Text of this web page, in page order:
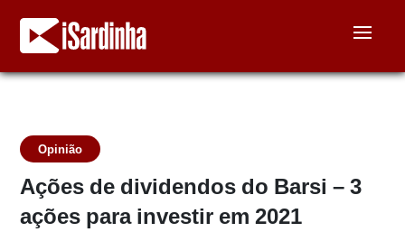
Opinião
Ações de dividendos do Barsi – 3
ações para investir em 2021